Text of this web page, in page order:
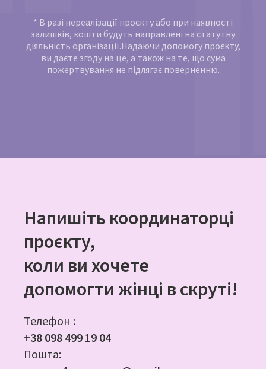
* В разі нереалізації проєкту або при наявності
залишків, кошти будуть направлені на статутну
діяльність організації.Надаючи допомогу проєкту,
ви даєте згоду на це, а також на те, що сума
пожертвування не підлягає поверненню.
Напишіть координаторці
проєкту,
коли ви хочете
допомогти жінці в скруті!
Телефон :
+38 098 499 19 04
Пошта: